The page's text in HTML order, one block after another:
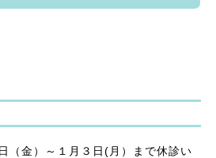
（金）～１月３日(月）まで休診い